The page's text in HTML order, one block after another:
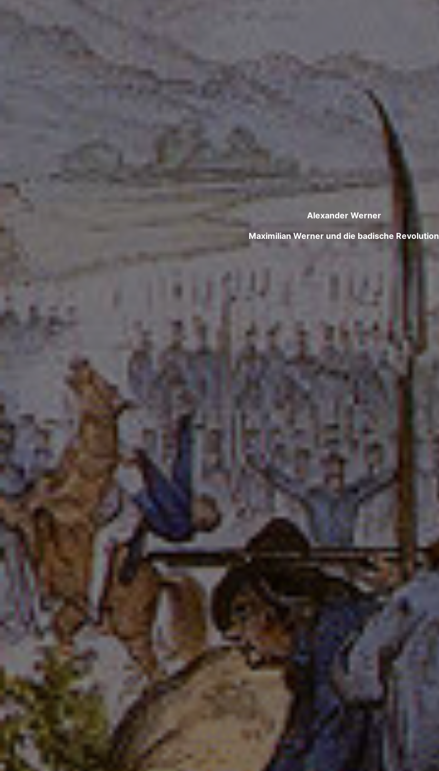
Alexander Werner
Maximilian Werner und die badische Revolution